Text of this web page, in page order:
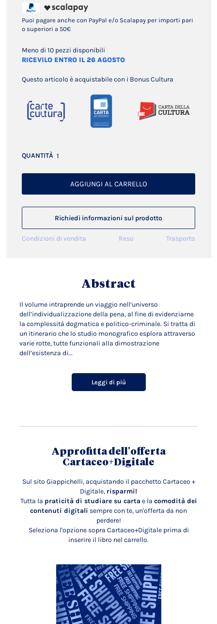
Puoi pagare anche con PayPal e/o Scalapay per importi pari
o superiori a 50€
Meno di 10 pezzi disponibili
RICEVILO ENTRO IL 26 AGOSTO
Questo articolo è acquistabile con i Bonus Cultura
QUANTITÀ
AGGIUNGI AL CARRELLO
Richiedi informazioni sul prodotto
Condizioni di vendita Reso Trasporto
Abstract
Il volume intraprende un viaggio nell’universo
dell’individualizzazione della pena, al fine di evidenziarne
la complessità dogmatica e politico-criminale. Si tratta di
un itinerario che lo studio monografico esplora attraverso
varie rotte, tutte funzionali alla dimostrazione
dell’esistenza di...
Leggi di più
Approfitta dell'offerta
Cartaceo+Digitale
Sul sito Giappichelli, acquistando il pacchetto Cartaceo +
Digitale, risparmi!
Tutta la praticità di studiare su carta e la comodità dei
contenuti digitali sempre con te, un'offerta da non
perdere!
Seleziona l'opzione sopra Cartaceo+Digitale prima di
inserire il libro nel carrello.